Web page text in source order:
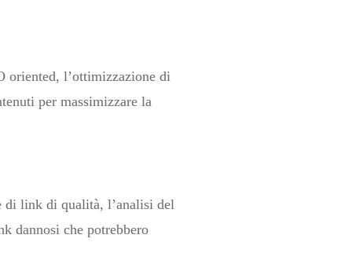
oriented, l’ottimizzazione di
per massimizzare la
di link di qualità, l’analisi del
dannosi che potrebbero